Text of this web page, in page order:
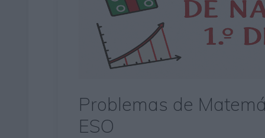
Problemas de
ESO